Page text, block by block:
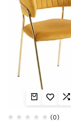
(0)